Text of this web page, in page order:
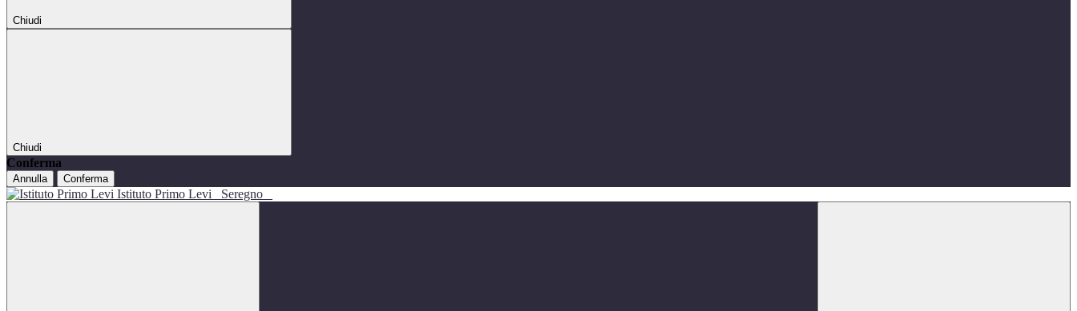
Chiudi
Chiudi
Conferma
Annulla Conferma
Istituto Primo Levi Seregno